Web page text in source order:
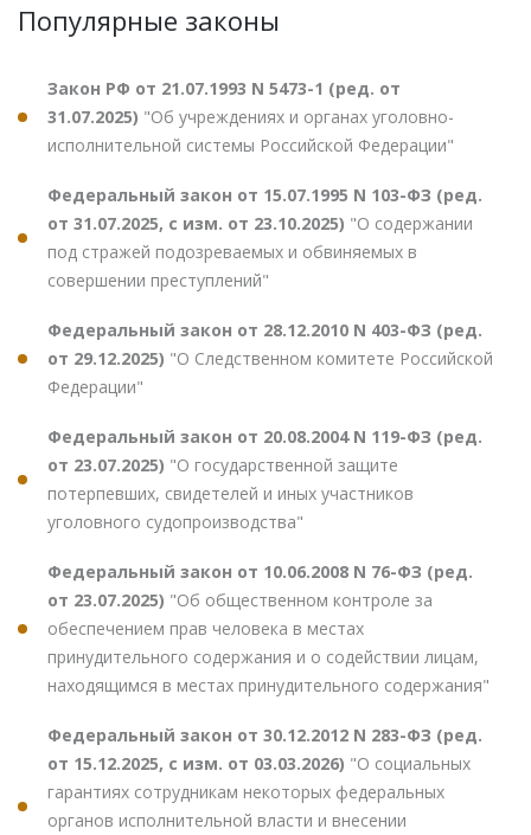
Популярные законы
Закон РФ от 21.07.1993 N 5473-1 (ред. от
31.07.2025) "Об учреждениях и органах уголовно-
исполнительной системы Российской Федерации"
Федеральный закон от 15.07.1995 N 103-ФЗ (ред.
от 31.07.2025, с изм. от 23.10.2025) "О содержании
под стражей подозреваемых и обвиняемых в
совершении преступлений"
Федеральный закон от 28.12.2010 N 403-ФЗ (ред.
от 29.12.2025) "О Следственном комитете Российской
Федерации"
Федеральный закон от 20.08.2004 N 119-ФЗ (ред.
от 23.07.2025) "О государственной защите
потерпевших, свидетелей и иных участников
уголовного судопроизводства"
Федеральный закон от 10.06.2008 N 76-ФЗ (ред.
от 23.07.2025) "Об общественном контроле за
обеспечением прав человека в местах
принудительного содержания и о содействии лицам,
находящимся в местах принудительного содержания"
Федеральный закон от 30.12.2012 N 283-ФЗ (ред.
от 15.12.2025, с изм. от 03.03.2026) "О социальных
гарантиях сотрудникам некоторых федеральных
органов исполнительной власти и внесении